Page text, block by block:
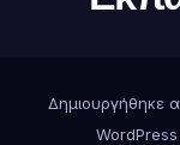
Δημιουργήθηκε
WordPress